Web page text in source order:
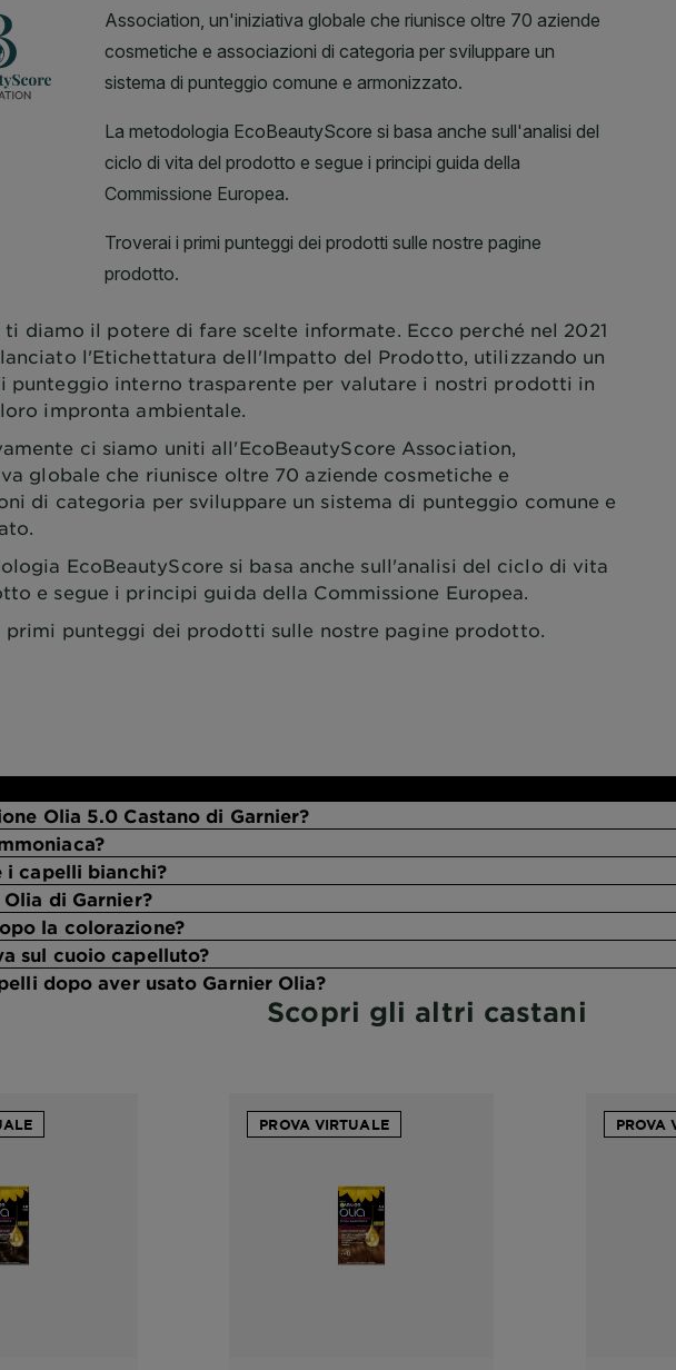
ti diamo il potere di fare scelte informate. Ecco perché nel 2021
l'Etichettatura dell'Impatto del Prodotto, utilizzando un
punteggio interno trasparente per valutare i nostri prodotti in
impronta ambientale.
ci siamo uniti all'EcoBeautyScore Association,
globale che riunisce oltre 70 aziende cosmetiche e
di categoria per sviluppare un sistema di punteggio comune e
EcoBeautyScore si basa anche sull'analisi del ciclo di vita
e segue i principi guida della Commissione Europea.
primi punteggi dei prodotti sulle nostre pagine prodotto.
Olia 5.0 Castano di Garnier?
i capelli bianchi?
di Garnier?
la colorazione?
sul cuoio capelluto?
dopo aver usato Garnier Olia?
Scopri gli altri castani
PROVA VIRTUALE PROVA